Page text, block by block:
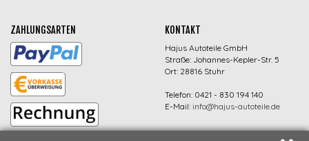
ZAHLUNGSARTEN KONTAKT
Hajus Autoteile GmbH
Straße: Johannes-Kepler-Str. 5
Ort: 28816 Stuhr
Telefon: 0421 - 830 194 140
E-Mail: info@hajus-autoteile.de